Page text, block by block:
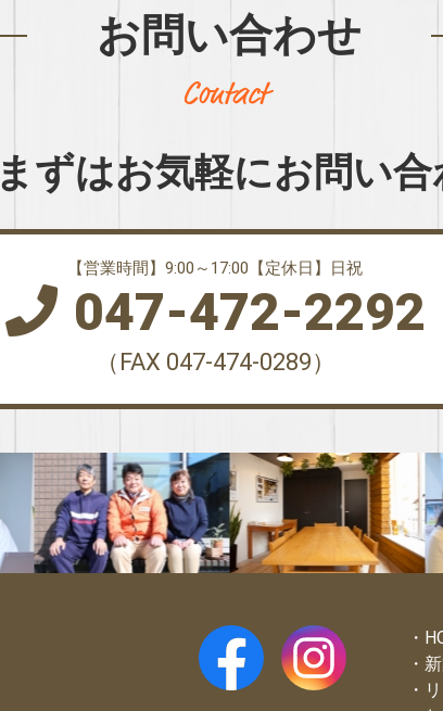
お問い合わせ
まずはお気軽にお問い
【営業時間】9:00～17:00【定休日】日祝
047-472-2292
（FAX 047-474-0289）